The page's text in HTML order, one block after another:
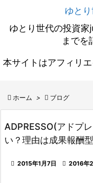
ゆと
ゆとり世代の投資家
までを
本サイトはアフィリ
 ホーム >  ブログ
ADPRESSO(アドプ
い？理由は成果報酬
 2015年1月7日  2016年